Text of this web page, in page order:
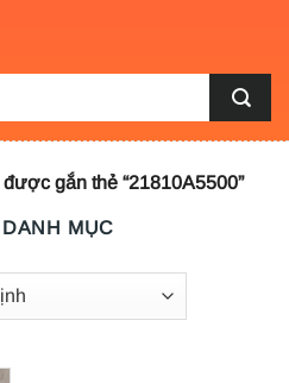
gắn thẻ “21810A5500”
MỤC